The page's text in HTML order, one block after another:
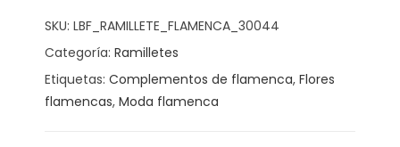
SKU: LBF_RAMILLETE_FLAMENCA_30044
Categoría: Ramilletes
Etiquetas: Complementos de flamenca, Flores
flamencas, Moda flamenca